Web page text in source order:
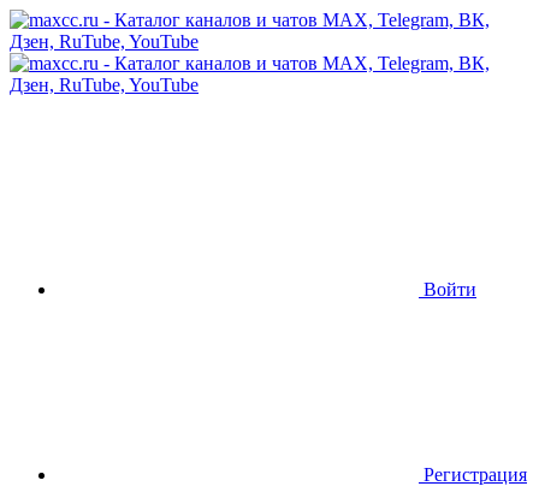
Войти
Регистрация